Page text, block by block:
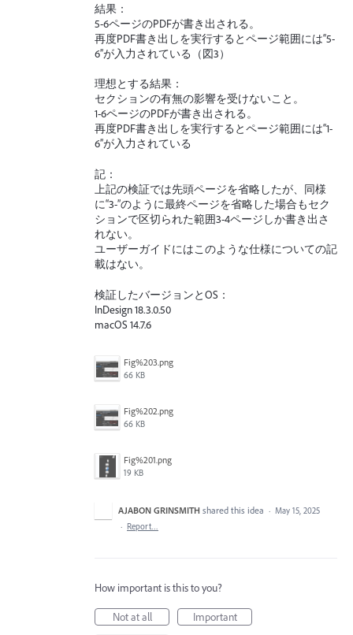
結果：
5-6ページのPDFが書き出される。
再度PDF書き出しを実行するとページ範囲には“5-
6”が入力されている（図3）
理想とする結果：
セクションの有無の影響を受けないこと。
1-6ページのPDFが書き出される。
再度PDF書き出しを実行するとページ範囲には“1-
6”が入力されている
記：
上記の検証では先頭ページを省略したが、同様
に“3-”のように最終ページを省略した場合もセク
ションで区切られた範囲3-4ページしか書き出さ
れない。
ユーザーガイドにはこのような仕様についての記
載はない。
検証したバージョンとOS：
InDesign 18.3.0.50
macOS 14.7.6
Fig%203.png
66 KB
Fig%202.png
66 KB
Fig%201.png
19 KB
AJABON GRINSMITH shared this idea · May 15, 2025
· Report…
How important is this to you?
Not at all
Important